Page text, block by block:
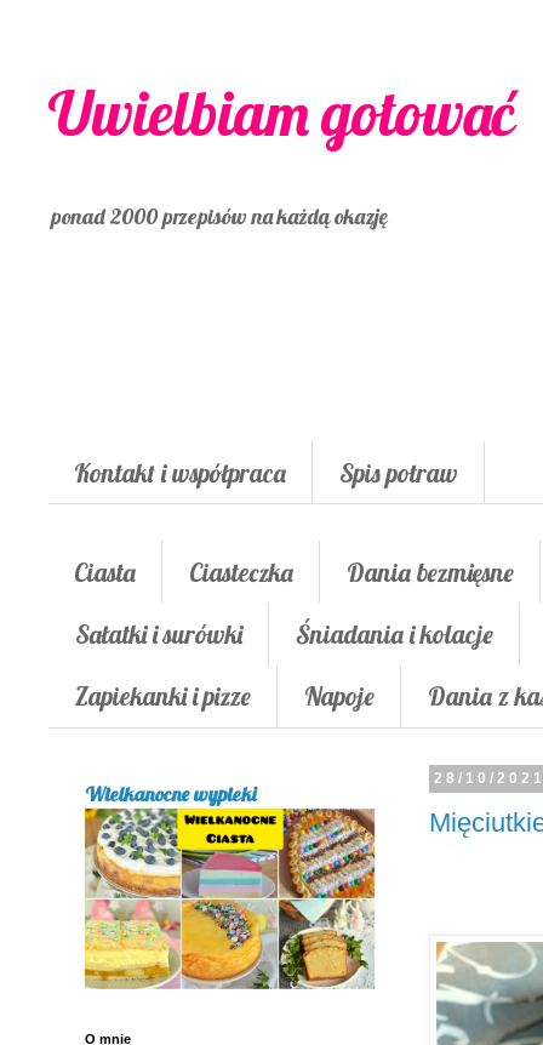
Uwielbiam gotować
ponad 2000 przepisów na każdą okazję
Kontakt i współpraca Spis potraw
Ciasta Ciasteczka
Dania bezmięsne
Sałatki i surówki
Śniadania i kolacje
Zapiekanki i pizze
Napoje Dania z
28/10/
Wielkanocne wypieki
O mnie